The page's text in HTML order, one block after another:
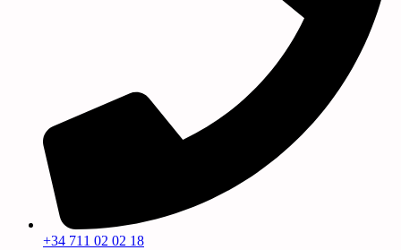
+34 711 02 02 18